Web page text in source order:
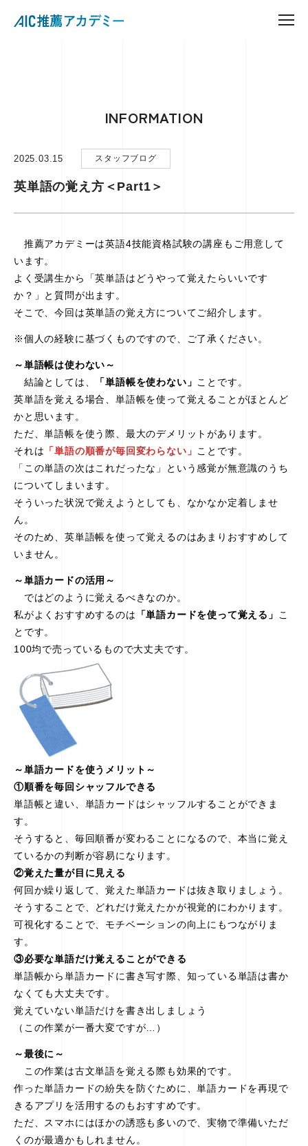
INFORMATION
2025.03.15 スタッフブログ
英単語の覚え方＜Part1＞
推薦アカデミーは英語4技能資格試験の講座もご用意して
います。
よく受講生から「英単語はどうやって覚えたらいいです
か？」と質問が出ます。
そこで、今回は英単語の覚え方についてご紹介します。
※個人の経験に基づくものですので、ご了承ください。
～単語帳は使わない～
結論としては、
「単語帳を使わない」 ことです。
英単語を覚える場合、単語帳を使って覚えることがほとんど
かと思います。
ただ、単語帳を使う際、最大のデメリットがあります。
それは 「単語の順番が毎回変わらない」 ことです。
「この単語の次はこれだったな」という感覚が無意識のうち
についてしまいます。
そういった状況で覚えようとしても、なかなか定着しませ
ん。
そのため、英単語帳を使って覚えるのはあまりおすすめして
いません。
～単語カードの活用～
ではどのように覚えるべきなのか。
私がよくおすすめするのは
「単語カードを使って覚える」
こ
とです。
100均で売っているもので大丈夫です。
～単語カードを使うメリット～
①順番を毎回シャッフルできる
単語帳と違い、単語カードはシャッフルすることができま
す。
そうすると、毎回順番が変わることになるので、本当に覚え
ているかの判断が容易になります。
②覚えた量が目に見える
何回か繰り返して、覚えた単語カードは抜き取りましょう。
そうすることで、どれだけ覚えたかが視覚的にわかります。
可視化することで、モチベーションの向上にもつながりま
す。
③必要な単語だけ覚えることができる
単語帳から単語カードに書き写す際、知っている単語は書か
なくても大丈夫です。
覚えていない単語だけを書き出しましょう
（この作業が一番大変ですが…）
～最後に～
この作業は古文単語を覚える際も効果的です。
作った単語カードの紛失を防ぐために、単語カードを再現で
きるアプリを活用するのもおすすめです。
ただ、スマホにはほかの誘惑も多いので、実物で準備いただ
くのが最適かもしれません。